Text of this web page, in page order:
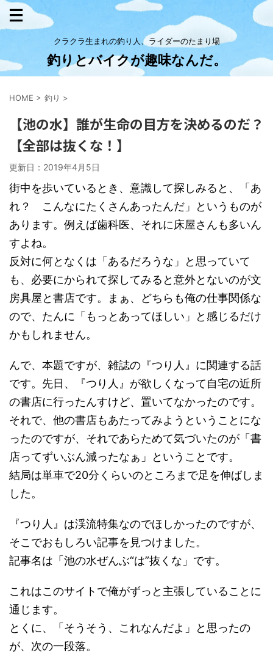
クラクラ生まれの釣り人、ライダーのたまり場
釣りとバイクが趣味なんだ。
HOME > 釣り >
【池の水】誰が生命の目方を決めるのだ？
【全部は抜くな！】
更新日： 2019年4月5日
街中を歩いているとき、意識して探しみると、「あ
れ？ こんなにたくさんあったんだ」というものが
あります。例えば歯科医、それに床屋さんも多いん
すよね。
反対に何となくは「あるだろうな」と思っていて
も、必要にかられて探してみると意外とないのが文
房具屋と書店です。まぁ、どちらも俺の仕事関係な
ので、たんに「もっとあってほしい」と感じるだけ
かもしれません。
んで、本題ですが、雑誌の『つり人』に関連する話
です。先日、『つり人』が欲しくなって自宅の近所
の書店に行ったんすけど、置いてなかったのです。
それで、他の書店もあたってみようということにな
ったのですが、それであらためて気づいたのが「書
店ってずいぶん減ったなぁ」ということです。
結局は単車で20分くらいのところまで足を伸ばしま
した。
『つり人』は渓流特集なのでほしかったのですが、
そこでおもしろい記事を見つけました。
記事名は「池の水ぜんぶ“は”抜くな」です。
これはこのサイトで俺がずっと主張していることに
通じます。
とくに、「そうそう、これなんだよ」と思ったの
が、次の一段落。